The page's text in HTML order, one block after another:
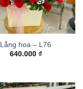
Lẵng hoa – L76
640.000 ₫